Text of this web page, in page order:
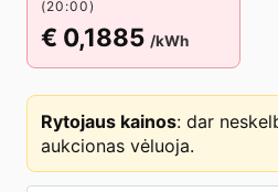
(20:00)
€ 0,1885 /kWh
Rytojaus kainos: dar
aukcionas vėluoja.